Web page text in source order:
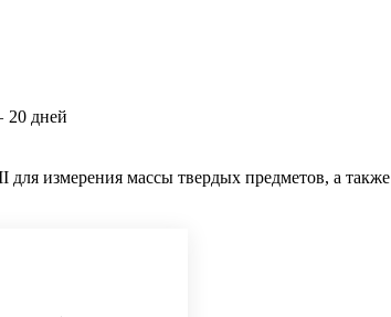
20 дней
измерения массы твердых предметов, а